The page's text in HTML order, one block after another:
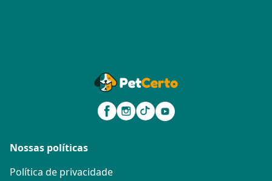
Nossas políticas
Política de privacidade